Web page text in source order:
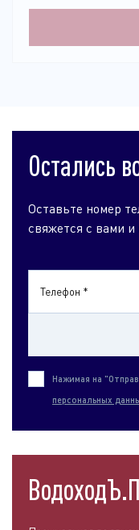
Остались
Оставьте номер
свяжется с вами
Телефон *
Нажимая на
персональных